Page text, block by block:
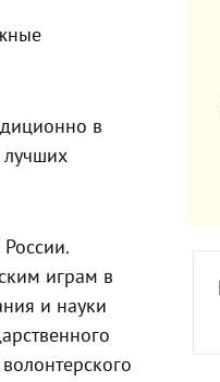
в
лучших
играм в
и науки